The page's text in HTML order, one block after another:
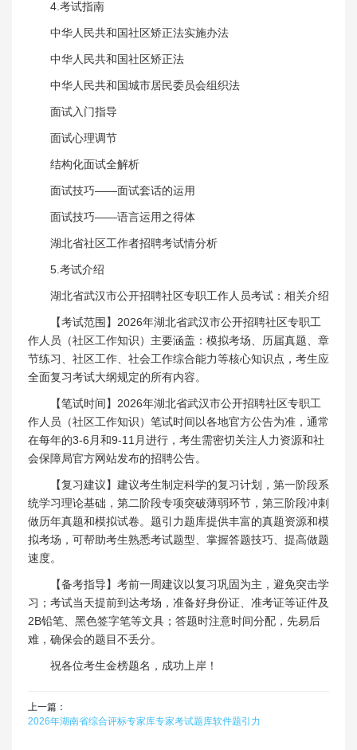
4.考试指南
中华人民共和国社区矫正法实施办法
中华人民共和国社区矫正法
中华人民共和国城市居民委员会组织法
面试入门指导
面试心理调节
结构化面试全解析
面试技巧——面试套话的运用
面试技巧——语言运用之得体
湖北省社区工作者招聘考试情分析
5.考试介绍
湖北省武汉市公开招聘社区专职工作人员考试：相关介绍
【考试范围】2026年湖北省武汉市公开招聘社区专职工
作人员（社区工作知识）主要涵盖：模拟考场、历届真题、章
节练习、社区工作、社会工作综合能力等核心知识点，考生应
全面复习考试大纲规定的所有内容。
【笔试时间】2026年湖北省武汉市公开招聘社区专职工
作人员（社区工作知识）笔试时间以各地官方公告为准，通常
在每年的3-6月和9-11月进行，考生需密切关注人力资源和社
会保障局官方网站发布的招聘公告。
【复习建议】建议考生制定科学的复习计划，第一阶段系
统学习理论基础，第二阶段专项突破薄弱环节，第三阶段冲刺
做历年真题和模拟试卷。题引力题库提供丰富的真题资源和模
拟考场，可帮助考生熟悉考试题型、掌握答题技巧、提高做题
速度。
【备考指导】考前一周建议以复习巩固为主，避免突击学
习；考试当天提前到达考场，准备好身份证、准考证等证件及
2B铅笔、黑色签字笔等文具；答题时注意时间分配，先易后
难，确保会的题目不丢分。
祝各位考生金榜题名，成功上岸！
上一篇：
2026年湖南省综合评标专家库专家考试题库软件题引力